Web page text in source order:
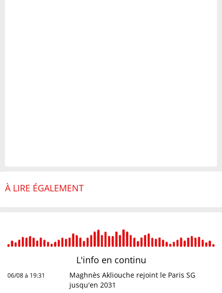
À LIRE ÉGALEMENT
L'info en continu
06/08 à 19:31
Maghnès Akliouche rejoint le Paris SG
jusqu'en 2031